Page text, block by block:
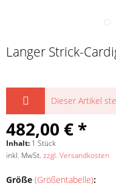
Langer Strick-
Dieser Artikel
482,00 € *
Inhalt: 1 Stück
inkl. MwSt. zzgl. Versandkosten
Größe (Größentabelle):